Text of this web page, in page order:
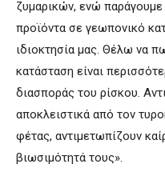
ζυμαρικών, ενώ
προϊόντα σε γεωπονικό
ιδιοκτησία μας. Θέλω να
κατάσταση είναι
διασποράς του ρίσκου.
αποκλειστικά από τον
φέτας, αντιμετωπίζουν
βιωσιμότητά τους».